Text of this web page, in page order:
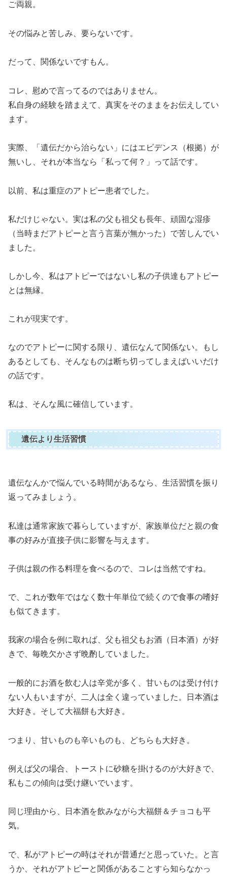
ご両親。
その悩みと苦しみ、要らないです。
だって、関係ないですもん。
コレ、慰めで言ってるのではありません。
私自身の経験を踏まえて、真実をそのままをお伝えしてい
ます。
実際、「遺伝だから治らない」にはエビデンス（根拠）が
無いし、それが本当なら「私って何？」って話です。
以前、私は重症のアトピー患者でした。
私だけじゃない。実は私の父も祖父も長年、頑固な湿疹
（当時まだアトピーと言う言葉が無かった）で苦しんでい
ました。
しかし今、私はアトピーではないし私の子供達もアトピー
とは無縁。
これが現実です。
なのでアトピーに関する限り、遺伝なんて関係ない。もし
あるとしても、そんなものは断ち切ってしまえばいいだけ
の話です。
私は、そんな風に確信しています。
遺伝より生活習慣
遺伝なんかで悩んでいる時間があるなら、生活習慣を振り
返ってみましょう。
私達は通常家族で暮らしていますが、家族単位だと親の食
事の好みが直接子供に影響を与えます。
子供は親の作る料理を食べるので、コレは当然ですね。
で、これが数年ではなく数十年単位で続くので食事の嗜好
も似てきます。
我家の場合を例に取れば、父も祖父もお酒（日本酒）が好
きで、毎晩欠かさず晩酌していました。
一般的にお酒を飲む人は辛党が多く、甘いものは受け付け
ない人もいますが、二人は全く違っていました。日本酒は
大好き。そして大福餅も大好き。
つまり、甘いものも辛いものも、どちらも大好き。
例えば父の場合、トーストに砂糖を掛けるのが大好きで、
私もこの傾向は受け継いでいます。
同じ理由から、日本酒を飲みながら大福餅＆チョコも平
気。
で、私がアトピーの時はそれが普通だと思っていた。と言
うか、それがアトピーと関係があることすら知らなかっ